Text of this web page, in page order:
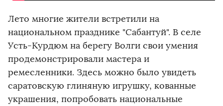
Лето многие жители встретили на
национальном празднике "Сабантуй". В селе
Усть-Курдюм на берегу Волги свои умения
продемонстрировали мастера и
ремесленники. Здесь можно было увидеть
саратовскую глиняную игрушку, кованные
украшения, попробовать национальные